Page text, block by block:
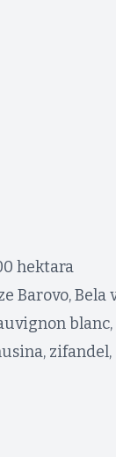
hektara
Barovo, Bela
blanc,
zifandel,